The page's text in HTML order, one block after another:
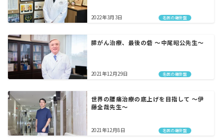
名医の羅針盤
2022年3月3日
名医の羅針盤
膵がん治療、最後の砦 〜中尾昭公先生〜
2021年12月29日
名医の羅針盤
世界の腰痛治療の底上げを目指して 〜伊
藤全哉先生〜
2021年12月8日